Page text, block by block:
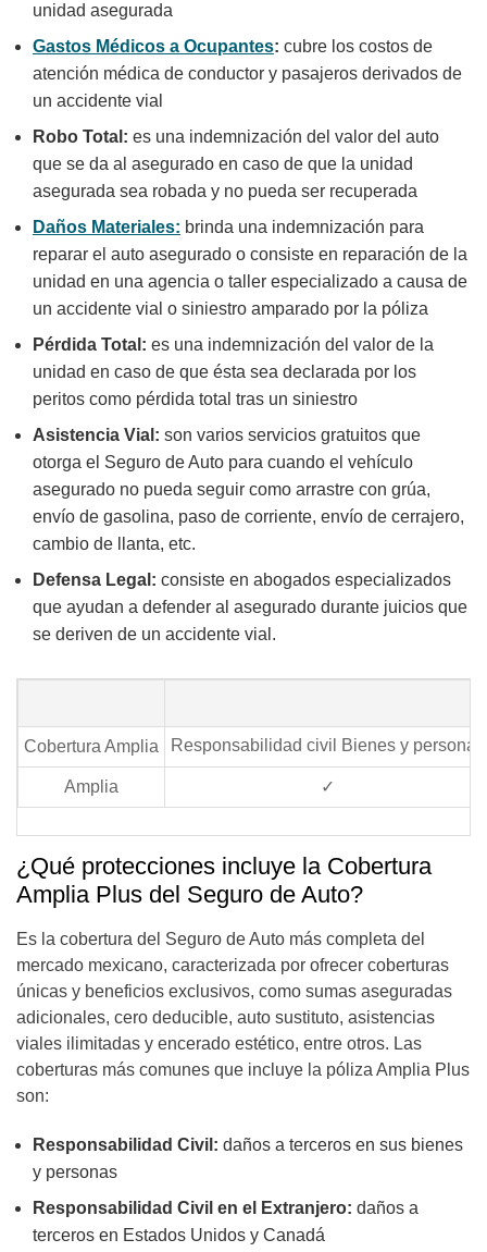
unidad asegurada
Gastos Médicos a Ocupantes: cubre los costos de
atención médica de conductor y pasajeros derivados de
un accidente vial
Robo Total: es una indemnización del valor del auto
que se da al asegurado en caso de que la unidad
asegurada sea robada y no pueda ser recuperada
Daños Materiales: brinda una indemnización para
reparar el auto asegurado o consiste en reparación de la
unidad en una agencia o taller especializado a causa de
un accidente vial o siniestro amparado por la póliza
Pérdida Total: es una indemnización del valor de la
unidad en caso de que ésta sea declarada por los
peritos como pérdida total tras un siniestro
Asistencia Vial: son varios servicios gratuitos que
otorga el Seguro de Auto para cuando el vehículo
asegurado no pueda seguir como arrastre con grúa,
envío de gasolina, paso de corriente, envío de cerrajero,
cambio de llanta, etc.
Defensa Legal: consiste en abogados especializados
que ayudan a defender al asegurado durante juicios que
se deriven de un accidente vial.
Cobertura Amplia Responsabilidad civil Bienes y personas
Amplia ✓
¿Qué protecciones incluye la Cobertura
Amplia Plus del Seguro de Auto?
Es la cobertura del Seguro de Auto más completa del
mercado mexicano, caracterizada por ofrecer coberturas
únicas y beneficios exclusivos, como sumas aseguradas
adicionales, cero deducible, auto sustituto, asistencias
viales ilimitadas y encerado estético, entre otros. Las
coberturas más comunes que incluye la póliza Amplia Plus
son:
Responsabilidad Civil: daños a terceros en sus bienes
y personas
Responsabilidad Civil en el Extranjero: daños a
terceros en Estados Unidos y Canadá